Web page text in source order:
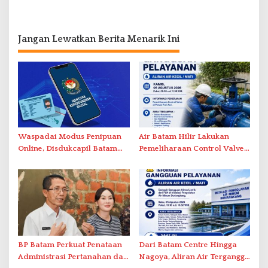
Jangan Lewatkan Berita Menarik Ini
Waspadai Modus Penipuan
Online, Disdukcapil Batam
Tatap Muka
Air Batam Hilir Lakukan
Pemeliharaan Control Valve,
BP Batam Perkuat Penataan
Administrasi Pertanahan dan
Dari Batam Centre Hingga
Nagoya, Aliran Air Terganggu